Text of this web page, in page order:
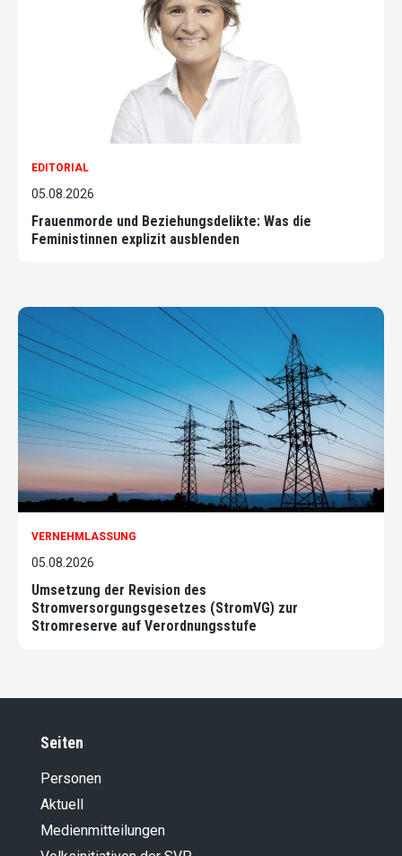
EDITORIAL
05.08.2026
Frauenmorde und Beziehungsdelikte: Was die
Feministinnen explizit ausblenden
VERNEHMLASSUNG
05.08.2026
Umsetzung der Revision des
Stromversorgungsgesetzes (StromVG) zur
Stromreserve auf Verordnungsstufe
Seiten
Personen
Aktuell
Medienmitteilungen